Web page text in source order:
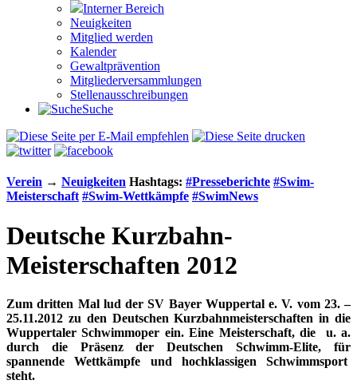
Interner Bereich
Neuigkeiten
Mitglied werden
Kalender
Gewaltprävention
Mitglieder­versammlungen
Stellen­aus­schrei­bungen
Suche
Verein → Neuigkeiten Hashtags: #Presse­berichte #Swim-
Meister­schaft #Swim-Wett­kämpfe #SwimNews
Deutsche Kurzbahn-
Meisterschaften 2012
Zum dritten Mal lud der SV Bayer Wuppertal e. V. vom 23. –
25.11.2012 zu den Deutschen Kurzbahnmeisterschaften in die
Wuppertaler Schwimmoper ein. Eine Meisterschaft, die u. a.
durch die Präsenz der Deutschen Schwimm-Elite, für
spannende Wettkämpfe und hochklassigen Schwimmsport
steht.